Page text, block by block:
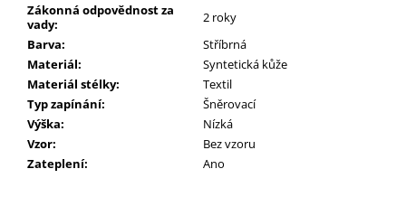
Zákonná odpovědnost za
vady:
2 roky
Barva:
Stříbrná
Materiál:
Syntetická kůže
Materiál stélky:
Textil
Typ zapínání:
Šněrovací
Výška:
Nízká
Vzor:
Bez vzoru
Zateplení:
Ano